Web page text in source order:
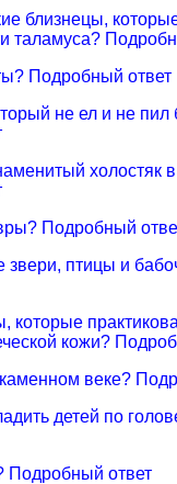
близнецы,
таламуса?
Подробный ответ
не ел и не пил
холостяк
Подробный
звери, птицы и
которые
кожи?
веке?
детей по
Подробный ответ